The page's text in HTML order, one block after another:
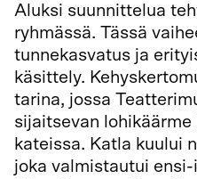
Aluksi suunnittelua
ryhmässä. Tässä
tunnekasvatus ja
käsittely.
tarina, jossa
sijaitsevan
kateissa. Katla kuului
joka valmistautui